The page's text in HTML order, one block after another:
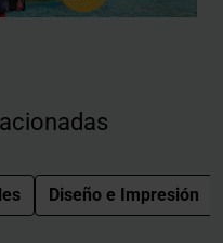
Diseño e Impresión